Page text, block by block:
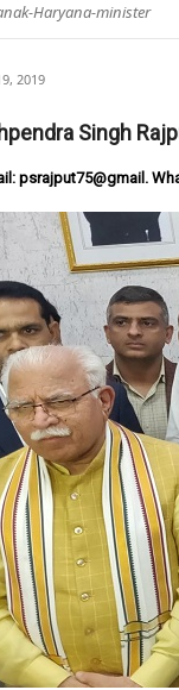
Haryana-minister
2019
Singh
psrajput75@gmail.